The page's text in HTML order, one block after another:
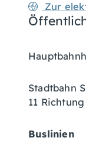
Zur
Stadtbahn
11
Buslinien